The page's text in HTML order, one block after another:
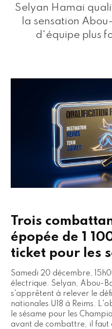
Selyan Hamai
la sensation
d'équipe plus
Trois
épopée de 1
ticket pour les
Samedi 20 décembre,
électrique. Selyan, Abou-
s'apprêtent à relever le
nationales U18 à Reims.
le sésame pour les
avant de combattre, il faut